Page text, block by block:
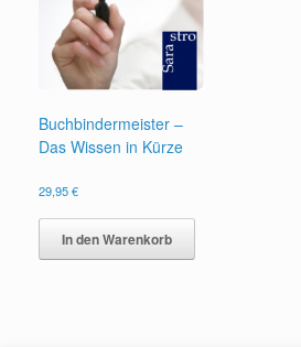
Buchbindermeister –
Das Wissen in Kürze
29,95€
In den Warenkorb